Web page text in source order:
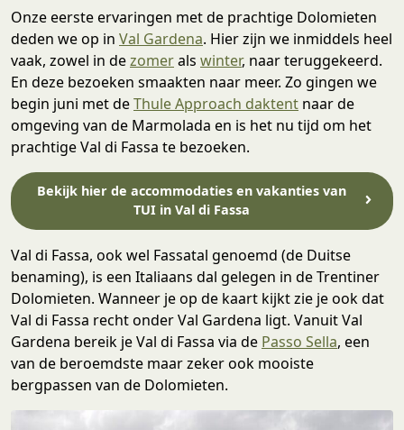
Onze eerste ervaringen met de prachtige Dolomieten
deden we op in Val Gardena. Hier zijn we inmiddels heel
vaak, zowel in dezomerals winter, naar teruggekeerd.
En deze bezoeken smaakten naar meer. Zo gingen we
begin juni met deThule Approach daktent naar de
omgeving van de Marmolada en is het nu tijd om het
prachtige Val di Fassa te bezoeken.
Bekijk hier de accommodaties en vakanties van
TUI in Val di Fassa
Val di Fassa, ook wel Fassatal genoemd (de Duitse
benaming), is een Italiaans dal gelegen in de Trentiner
Dolomieten. Wanneer je op de kaart kijkt zie je ook dat
Val di Fassa recht onder Val Gardena ligt. Vanuit Val
Gardena bereik je Val di Fassa via de Passo Sella, een
van de beroemdste maar zeker ook mooiste
bergpassen van de Dolomieten.